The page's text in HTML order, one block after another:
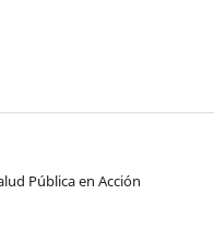
Pública en Acción